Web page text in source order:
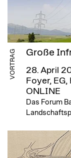
VORTRAG Große
28. April
Foyer,
ONLINE
Das Forum